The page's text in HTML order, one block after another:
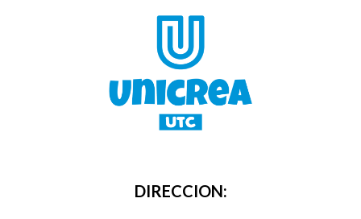
DIRECCION: